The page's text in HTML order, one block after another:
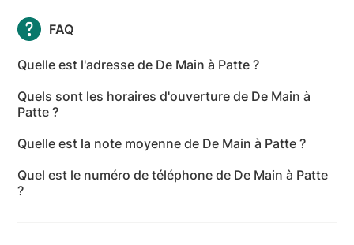
FAQ
Quelle est l'adresse de De Main à Patte ?
Vran, 22140 Bégard - Côtes-d'Armor
Quels sont les horaires d'ouverture de De Main à
Patte ?
suivants : lundi: 09:00-19:00 - mardi: 09:00-19:00 -
mercredi: 09:00-19:00 - jeudi: 09:00-19:00 -
vendredi: 09:00-19:00 - samedi: 09:00-19:00 -
Quelle est la note moyenne de De Main à Patte ?
moyenne de 5 sur 5.
Quel est le numéro de téléphone de De Main à Patte
?